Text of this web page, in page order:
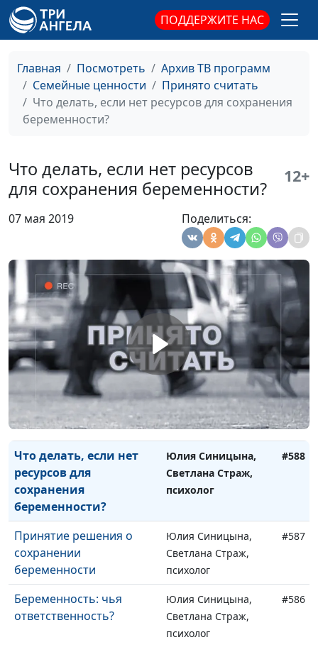
ПОДДЕРЖИТЕ НАС
Главная Посмотреть
Архив ТВ программ
Семейные ценности
Принято считать
Что делать, если нет ресурсов для сохранения
беременности?
Что делать, если нет ресурсов
для сохранения беременности?
12+
07 мая 2019 Поделиться:
Возрастные
особенности
Анна Ронжина,
Диана Федусива,
#595
Адаптация ребёнка к
детскому саду
Анна Ронжина,
Диана Федусива,
детский психолог
детский психолог
Как разрешать
семейные конфликты ?
Светлана Страж,
психолог
Отношения в семье
Юлия Синицына,
Светлана Страж,
психолог
#591
Первый год жизни
ребенка
Юлия Синицына,
Светлана Страж,
психолог
#590
Доверие Богу в
кризисной ситуации
Юлия Синицына,
Светлана Страж,
психолог
#589
Что делать, если нет
ресурсов для
сохранения
беременности?
Юлия Синицына,
Светлана Страж,
психолог
#588
Принятие решения о
сохранении
беременности
Юлия Синицына,
Светлана Страж,
психолог
#587
Беременность: чья
ответственность?
Юлия Синицына,
Светлана Страж,
психолог
#586